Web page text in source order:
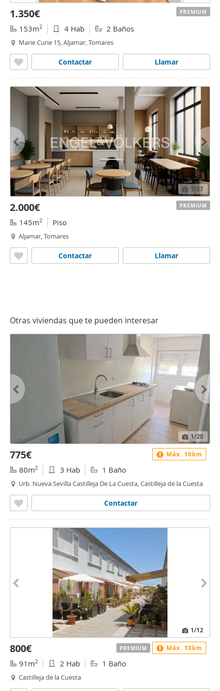
1.350€
153m2 4 Hab 2 Baños
Marie Curie 15, Aljamar, Tomares
Llamar
Contactar
PREMIUM
1/27
2.000€
145m2 Piso
Aljamar, Tomares
Llamar
Contactar
PREMIUM
Otras viviendas que te pueden interesar
1/20
775€
80m2 3 Hab 1 Baño
Urb. Nueva Sevilla Castilleja De La Cuesta, Castilleja de la Cuesta
Contactar
Máx. 10km
1/12
800€
91m2 2 Hab 1 Baño
Castilleja de la Cuesta
PREMIUM Máx. 10km